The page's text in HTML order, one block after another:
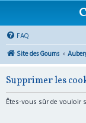
FAQ
Site des Goums
Supprimer les
Êtes-vous sûr de vouloir